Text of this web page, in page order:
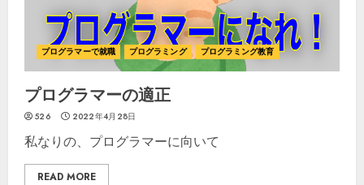
プログラマーで就職 プログラミング プログラミング教育
プログラマーの適正
526 2022年4月28日
私なりの、プログラマーに向いて
READ MORE